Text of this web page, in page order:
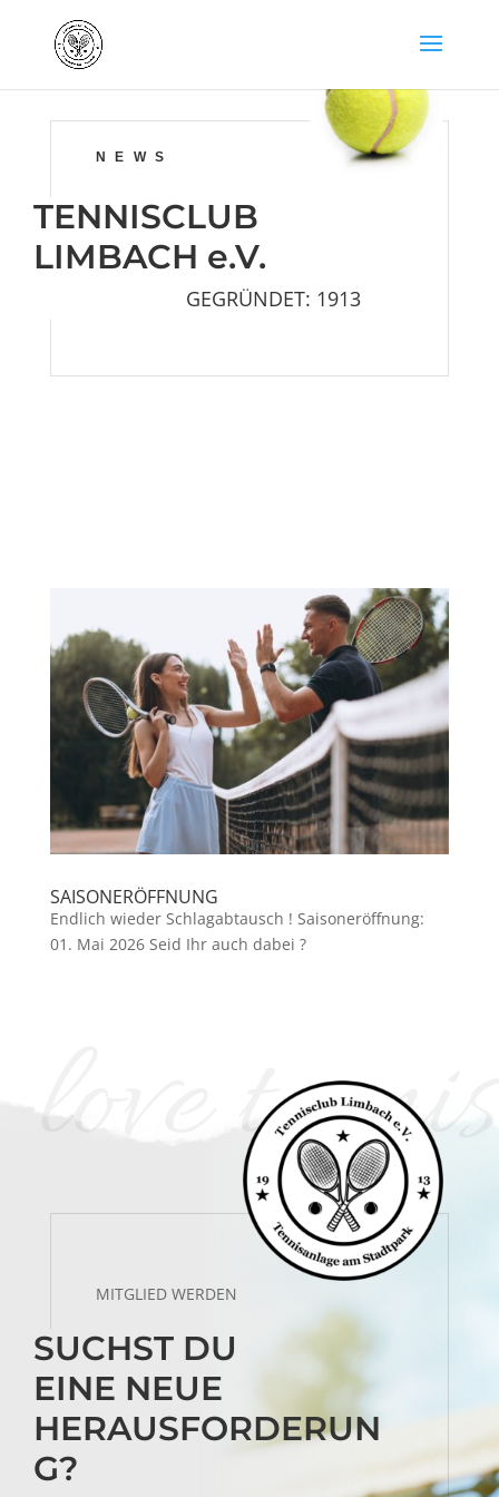
NEWS
TENNISCLUB
LIMBACH e.V.
GEGRÜNDET: 1913
SAISONERÖFFNUNG
Endlich wieder Schlagabtausch ! Saisoneröffnung:
01. Mai 2026 Seid Ihr auch dabei ?
love tennis
MITGLIED WERDEN
SUCHST DU
EINE NEUE
HERAUSFORDERUN
G?